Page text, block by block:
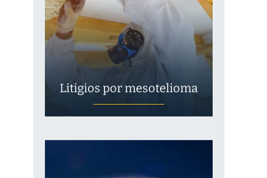
Litigios por mesotelioma